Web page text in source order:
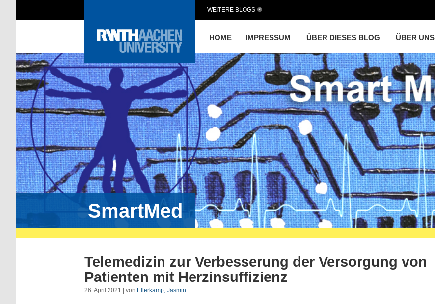
HOME IMPRESSUM ÜBER DIESES BLOG ÜBER UNS
WEITERE BLOGS
SmartMed
Telemedizin zur Verbesserung der Versorgung von
Patienten mit Herzinsuffizienz
26. April 2021 | von Ellerkamp, Jasmin